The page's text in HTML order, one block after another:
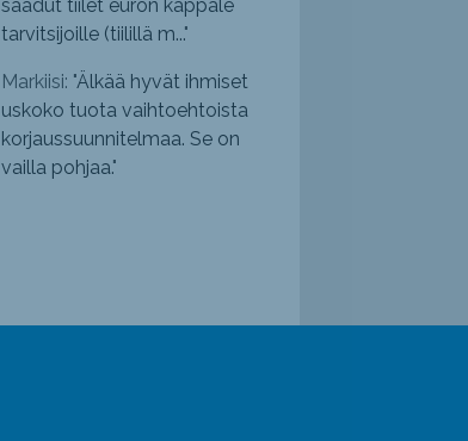
saadut tiilet euron kappale
tarvitsijoille (tiilillä m..."
Markiisi: "Älkää hyvät ihmiset
uskoko tuota vaihtoehtoista
korjaussuunnitelmaa. Se on
vailla pohjaa."